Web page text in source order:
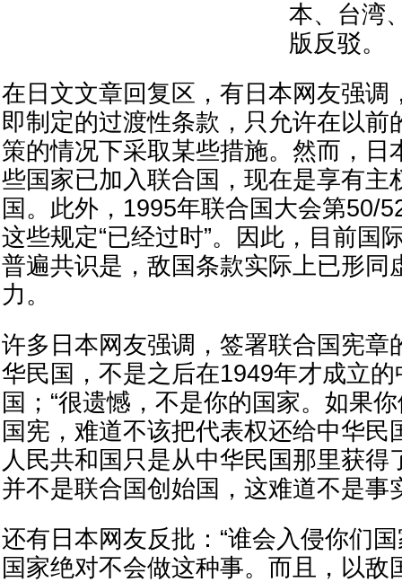
本、台湾
版反驳。
在日文文章回复区，有日本网友强调
即制定的过渡性条款，只允许在以前
策的情况下采取某些措施。然而，日
些国家已加入联合国，现在是享有主
国。此外，1995年联合国大会第50/
这些规定“已经过时”。因此，目前国
普遍共识是，敌国条款实际上已形同
力。
许多日本网友强调，签署联合国宪章
华民国，不是之后在1949年才成立
国；“很遗憾，不是你的国家。如果
国宪，难道不该把代表权还给中华民
人民共和国只是从中华民国那里获得
并不是联合国创始国，这难道不是事
还有日本网友反批：“谁会入侵你们
国家绝对不会做这种事。而且，以敌